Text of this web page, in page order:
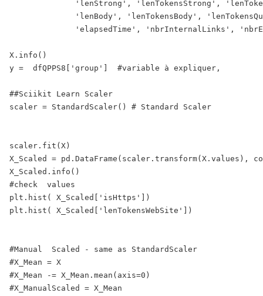
'lenStrong', 'lenTokensStrong',
'lenBody', 'lenTokensBody',
'elapsedTime', 'nbrInternalLinks',
X.info()
y =  dfQPPS8['group']  #variable à expliquer,
##Sciikit Learn Scaler
scaler = StandardScaler() # Standard Scaler
scaler.fit(X)
X_Scaled = pd.DataFrame(scaler.transform(X.values),
X_Scaled.info()
#check  values
plt.hist( X_Scaled['isHttps'])
plt.hist( X_Scaled['lenTokensWebSite'])
#Manual  Scaled - same as StandardScaler
#X_Mean = X
#X_Mean -= X_Mean.mean(axis=0)
#X_ManualScaled = X_Mean